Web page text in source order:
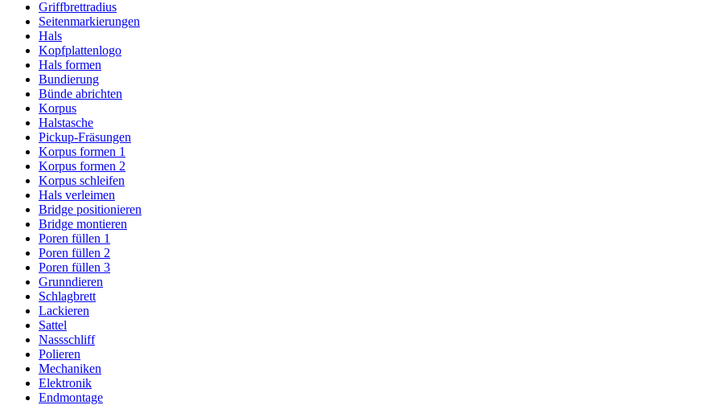
Griffbrettradius
Seitenmarkierungen
Hals
Kopfplattenlogo
Hals formen
Bundierung
Bünde abrichten
Korpus
Halstasche
Pickup-Fräsungen
Korpus formen 1
Korpus formen 2
Korpus schleifen
Hals verleimen
Bridge positionieren
Bridge montieren
Poren füllen 1
Poren füllen 2
Poren füllen 3
Grunndieren
Schlagbrett
Lackieren
Sattel
Nassschliff
Polieren
Mechaniken
Elektronik
Endmontage